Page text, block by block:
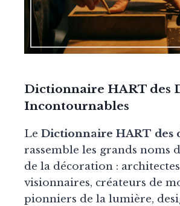
Dictionnaire HART des
Incontournables
Le Dictionnaire HART des
rassemble les grands noms
de la décoration : architectes
visionnaires, créateurs de
pionniers de la lumière,